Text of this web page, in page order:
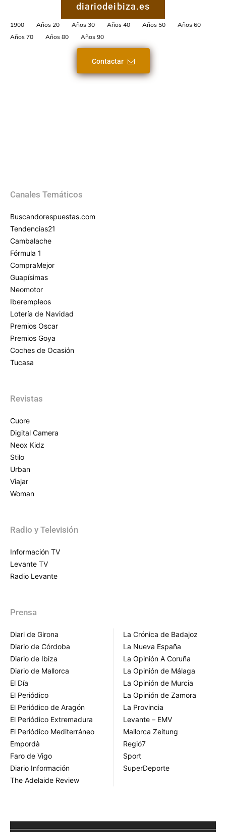
diariodeibiza.es
1900 Años 20 Años 30 Años 40 Años 50
Años 60
Años 70
Años 80 Años 90
Contactar
Canales Temáticos
Buscandorespuestas.com
Tendencias21
Cambalache
Fórmula 1
CompraMejor
Guapísimas
Neomotor
Iberempleos
Lotería de Navidad
Premios Oscar
Premios Goya
Coches de Ocasión
Tucasa
Revistas
Cuore
Digital Camera
Neox Kidz
Stilo
Urban
Viajar
Woman
Radio y Televisión
Información TV
Levante TV
Radio Levante
Prensa
Diari de Girona
Diario de Córdoba
Diario de Ibiza
Diario de Mallorca
El Día
El Periódico
El Periódico de Aragón
El Periódico Extremadura
El Periódico Mediterráneo
Empordà
Faro de Vigo
Diario Información
The Adelaide Review
La Crónica de Badajoz
La Nueva España
La Opinión A Coruña
La Opinión de Málaga
La Opinión de Murcia
La Opinión de Zamora
La Provincia
Levante – EMV
Mallorca Zeitung
Regió7
Sport
SuperDeporte